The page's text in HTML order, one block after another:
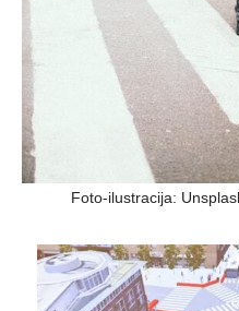
Foto-ilustracija: